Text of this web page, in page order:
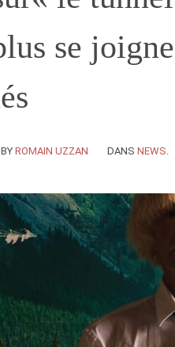
se
BY ROMAIN UZZAN DANS NEWS